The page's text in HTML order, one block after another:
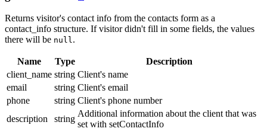
Returns visitor's contact info from the contacts form as a
contact_info structure. If visitor didn't fill in some fields, the values
there will be null.
Name Type
Description
client_name string Client's name
email
string Client's email
phone
string Client's phone number
description
string
Additional information about the client that was
set with setContactInfo